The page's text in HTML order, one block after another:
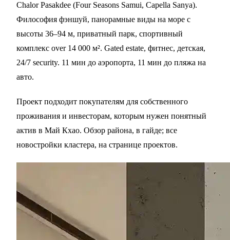
Chalor Pasakdee (Four Seasons Samui, Capella Sanya).
Философия фэншуй, панорамные виды на море с
высоты 36–94 м, приватный парк, спортивный
комплекс over 14 000 м². Gated estate, фитнес, детская,
24/7 security. 11 мин до аэропорта, 11 мин до пляжа на
авто.
Проект подходит покупателям для собственного
проживания и инвесторам, которым нужен понятный
актив в Май Кхао. Обзор района, в гайде; все
новостройки кластера, на странице проектов.